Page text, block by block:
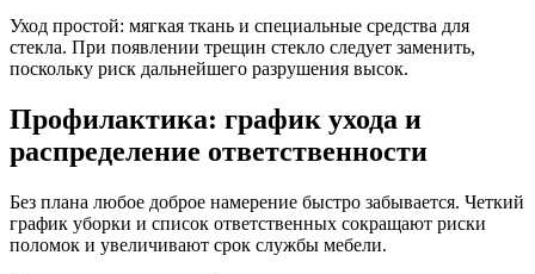
Уход простой: мягкая ткань и специальные средства для
стекла. При появлении трещин стекло следует заменить,
поскольку риск дальнейшего разрушения высок.
Профилактика: график ухода и
распределение ответственности
Без плана любое доброе намерение быстро забывается. Четкий
график уборки и список ответственных сокращают риски
поломок и увеличивают срок службы мебели.